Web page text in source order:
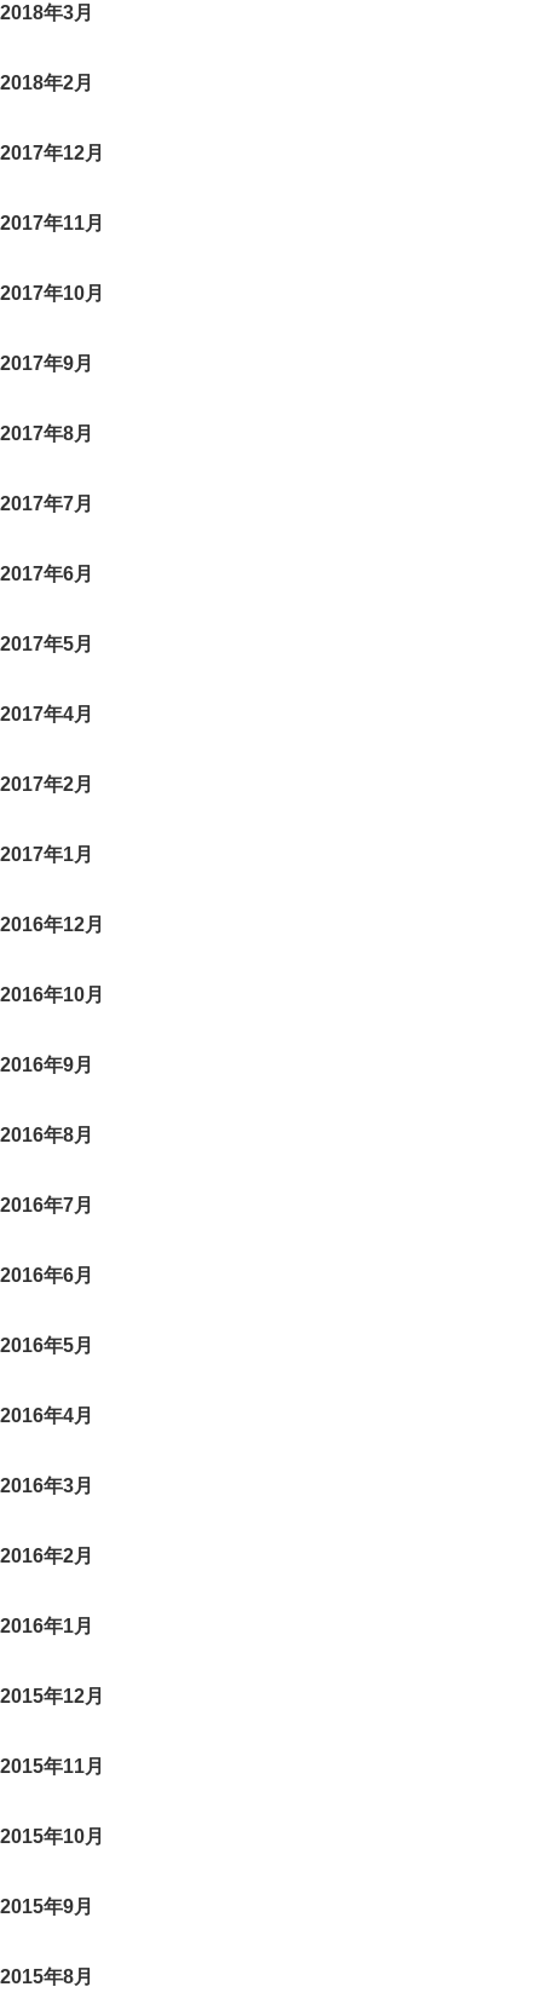
2018年3月
2018年2月
2017年12月
2017年11月
2017年10月
2017年9月
2017年8月
2017年7月
2017年6月
2017年5月
2017年4月
2017年2月
2017年1月
2016年12月
2016年10月
2016年9月
2016年8月
2016年7月
2016年6月
2016年5月
2016年4月
2016年3月
2016年2月
2016年1月
2015年12月
2015年11月
2015年10月
2015年9月
2015年8月